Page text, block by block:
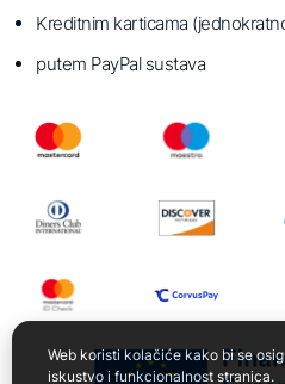
Kreditnim karticama
putem PayPal sustava
Web koristi kolačiće kako bi se
iskustvo i funkcionalnost stranica.